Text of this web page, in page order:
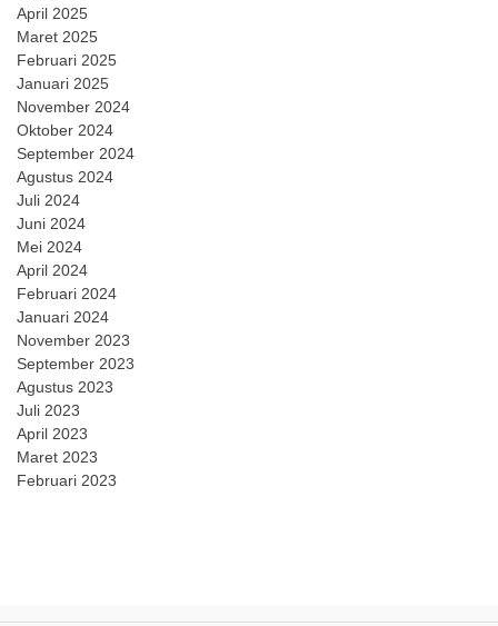
April 2025
Maret 2025
Februari 2025
Januari 2025
November 2024
Oktober 2024
September 2024
Agustus 2024
Juli 2024
Juni 2024
Mei 2024
April 2024
Februari 2024
Januari 2024
November 2023
September 2023
Agustus 2023
Juli 2023
April 2023
Maret 2023
Februari 2023